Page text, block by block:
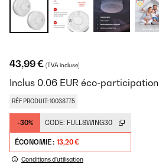
43,99 € (TVA incluse)
Inclus 0.06 EUR éco-participation
RÉF PRODUIT: 10038775
-30% CODE: FULLSWING30
ÉCONOMIE : 13,20 €
Conditions d'utilisation